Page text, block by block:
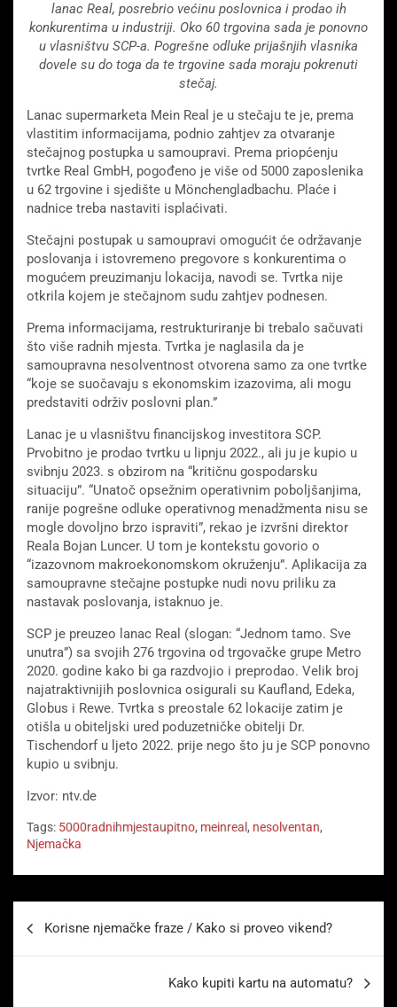
lanac Real, posrebrio većinu poslovnica i prodao ih
konkurentima u industriji. Oko 60 trgovina sada je ponovno
u vlasništvu SCP-a. Pogrešne odluke prijašnjih vlasnika
dovele su do toga da te trgovine sada moraju pokrenuti
stečaj.
Lanac supermarketa Mein Real je u stečaju te je, prema
vlastitim informacijama, podnio zahtjev za otvaranje
stečajnog postupka u samoupravi. Prema priopćenju
tvrtke Real GmbH, pogođeno je više od 5000 zaposlenika
u 62 trgovine i sjedište u Mönchengladbachu. Plaće i
nadnice treba nastaviti isplaćivati.
Stečajni postupak u samoupravi omogućit će održavanje
poslovanja i istovremeno pregovore s konkurentima o
mogućem preuzimanju lokacija, navodi se. Tvrtka nije
otkrila kojem je stečajnom sudu zahtjev podnesen.
Prema informacijama, restrukturiranje bi trebalo sačuvati
što više radnih mjesta. Tvrtka je naglasila da je
samoupravna nesolventnost otvorena samo za one tvrtke
“koje se suočavaju s ekonomskim izazovima, ali mogu
predstaviti održiv poslovni plan.”
Lanac je u vlasništvu financijskog investitora SCP.
Prvobitno je prodao tvrtku u lipnju 2022., ali ju je kupio u
svibnju 2023. s obzirom na “kritičnu gospodarsku
situaciju”. “Unatoč opsežnim operativnim poboljšanjima,
ranije pogrešne odluke operativnog menadžmenta nisu se
mogle dovoljno brzo ispraviti”, rekao je izvršni direktor
Reala Bojan Luncer. U tom je kontekstu govorio o
“izazovnom makroekonomskom okruženju”. Aplikacija za
samoupravne stečajne postupke nudi novu priliku za
nastavak poslovanja, istaknuo je.
SCP je preuzeo lanac Real (slogan: “Jednom tamo. Sve
unutra”) sa svojih 276 trgovina od trgovačke grupe Metro
2020. godine kako bi ga razdvojio i preprodao. Velik broj
najatraktivnijih poslovnica osigurali su Kaufland, Edeka,
Globus i Rewe. Tvrtka s preostale 62 lokacije zatim je
otišla u obiteljski ured poduzetničke obitelji Dr.
Tischendorf u ljeto 2022. prije nego što ju je SCP ponovno
kupio u svibnju.
Izvor: ntv.de
Tags: 5000radnihmjestaupitno, meinreal , nesolventan,
Njemačka
Korisne njemačke fraze / Kako si proveo vikend?
Kako kupiti kartu na automatu?